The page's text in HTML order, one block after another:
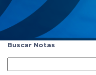
Buscar Notas